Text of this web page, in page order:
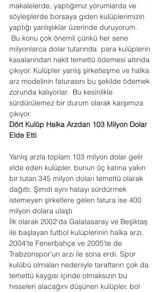
makalelerde, yaptığımız yorumlarda ve
söyleşilerde borsaya giden kulüplerimizin
yaptığı yanlışlıklar üzerinde duruyorum.
Bu konu çok önemli çünkü her sene
milyonlarca dolar tutarında  para kulüplerin
kasalarından nakit temettü ödemesi altında
çıkıyor. Kulüpler yanlış şirketleşme ve halka
arz modelinin faturasını bu şekilde ödemek
zorunda kalıyorlar.  Bu kesinlikle
sürdürülemez bir durum olarak karşımıza
çıkıyor.
Dört Kulüp Halka Arzdan 103 Milyon Dolar
Elde Etti
Yanlış arzla toplam 103 milyon dolar gelir
elde eden kulüpler, bunun üç katına yakın
bir tutarı 345 milyon doları temettü olarak
dağıttı. Şimdi aynı hatayı sürdürmek
istemeyen şirketlere gelen fatura ise 400
milyon dolara ulaştı
İlk olarak 2002'da Galatasaray ve Beşiktaş
ile başlayan futbol kulüplerinin halka arzı,
2004'te Fenerbahçe ve 2005'te de
Trabzonspor'un arzı ile sona erdi. Spor
kulübü olmaları nedeniyle taraftarın çok da
temettü kaygısı içinde olmaksızın bu
hisseleri alacağını düşünen kulüpler, bol